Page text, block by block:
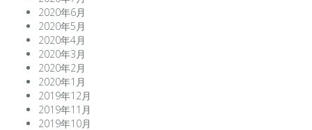
2020年6月
2020年5月
2020年4月
2020年3月
2020年2月
2020年1月
2019年12月
2019年11月
2019年10月